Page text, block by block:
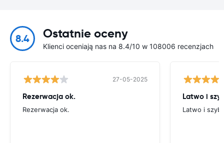
8.4 Ostatnie oceny
Klienci oceniają nas na 8.4/10 w 108006 recenzjach
27-05-2025
Rezerwacja ok.
Rezerwacja ok.
Latwo i
Latwo i